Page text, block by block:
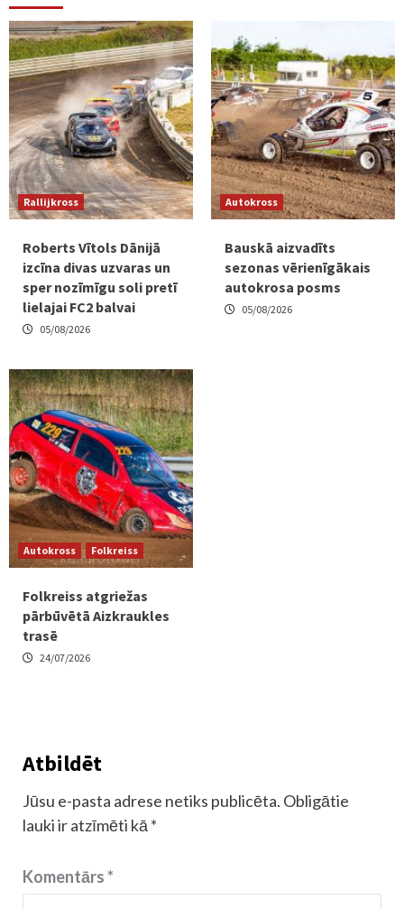
Rallijkross
Roberts Vītols Dānijā
izcīna divas uzvaras un
sper nozīmīgu soli pretī
lielajai FC2 balvai
05/08/2026
Autokross
Bauskā aizvadīts
sezonas vērienīgākais
autokrosa posms
05/08/2026
Autokross Folkreiss
Folkreiss atgriežas
pārbūvētā Aizkraukles
trasē
24/07/2026
Atbildēt
Jūsu e-pasta adrese netiks publicēta. Obligātie
lauki ir atzīmēti kā *
Komentārs*